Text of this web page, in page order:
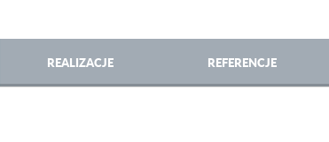
REALIZACJE REFERENCJE